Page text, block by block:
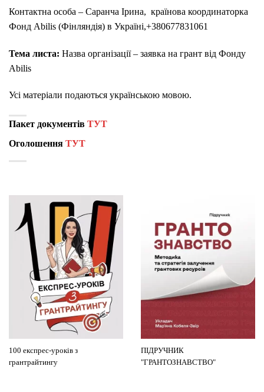
Контактна особа – Саранча Ірина, країнова координаторка
Фонд Abilis (Фінляндія) в Україні,+380677831061
Тема листа: Назва організації – заявка на грант від Фонду
Abilis
Усі матеріали подаються українською мовою.
Пакет документів ТУТ
Оголошення ТУТ
100 експрес-уроків з
грантрайтингу
ПІДРУЧНИК
"ГРАНТОЗНАВСТВО"